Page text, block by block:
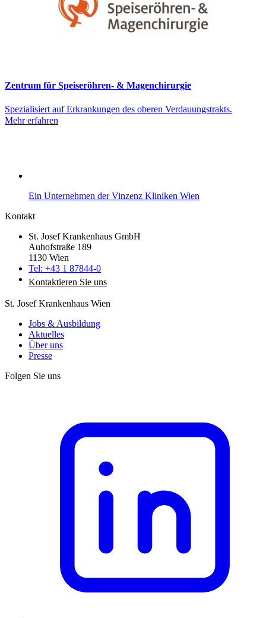
Zentrum für Speiseröhren- & Magenchirurgie
Spezialisiert auf Erkrankungen des oberen Verdauungstrakts.
Mehr erfahren
Ein Unternehmen der Vinzenz Kliniken Wien
Kontakt
St. Josef Krankenhaus GmbH
Auhofstraße 189
1130 Wien
Tel: +43 1 87844-0
Kontaktieren Sie uns
St. Josef Krankenhaus Wien
Jobs & Ausbildung
Aktuelles
Über uns
Presse
Folgen Sie uns